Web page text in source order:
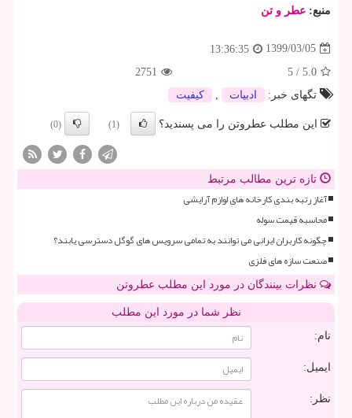
منبع: عطر و تن
1399/03/05
13:36:35
5.0
/
5
2751
تگهای خبر:
ادبیات , كیفیت
این مطلب عطروتن را می پسندید؟ (1)
(0)
تازه ترین مطالب مرتبط
آغاز رتبه بندی کارخانه های لوازم آرایشی
محاسبه قیمت سوله
چگونه کاربران ایرانی می توانند به تمامی سرویس های گوگل دسترسی یابند؟
صنعت سازه های فلزی
نظرات بینندگان در مورد این مطلب عطروتن
نظر شما در مورد این مطلب
نام:
ایمیل:
نظر: